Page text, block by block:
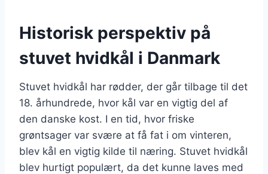
Historisk perspektiv på
stuvet hvidkål i Danmark
Stuvet hvidkål har rødder, der går tilbage til det
18. århundrede, hvor kål var en vigtig del af
den danske kost. I en tid, hvor friske
grøntsager var svære at få fat i om vinteren,
blev kål en vigtig kilde til næring. Stuvet hvidkål
blev hurtigt populært, da det kunne laves med